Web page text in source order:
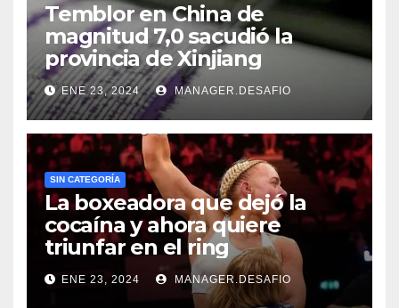
Temblor en China de
magnitud 7,0 sacudió la
provincia de Xinjiang
ENE 23, 2024 MANAGER.DESAFIO
SIN CATEGORÍA
La boxeadora que dejó la
cocaína y ahora quiere
triunfar en el ring​
ENE 23, 2024 MANAGER.DESAFIO